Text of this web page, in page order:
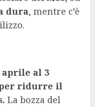
dura, mentre c’è
al 3
per ridurre il
La bozza del